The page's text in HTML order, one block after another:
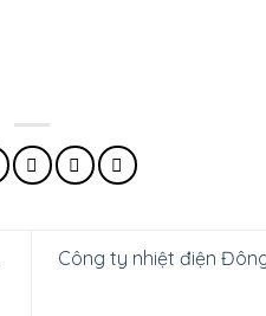
Công ty nhiệt điện